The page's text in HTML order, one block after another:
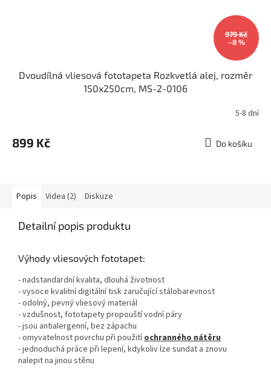
979 Kč
–8 %
Dvoudílná vliesová fototapeta Rozkvetlá alej, rozměr
150x250cm, MS-2-0106
5-8 dní
899 Kč Do košíku
Popis Videa (2) Diskuze
Detailní popis produktu
Výhody vliesových fototapet:
- nadstandardní kvalita, dlouhá životnost
- vysoce kvalitní digitální tisk zaručující stálobarevnost
- odolný, pevný vliesový materiál
- vzdušnost, fototapety propouští vodní páry
- jsou antialergenní, bez zápachu
- omyvatelnost povrchu při použitíochranného nátěru
- jednoduchá práce při lepení, kdykoliv lze sundat a znovu
nalepit na jinou stěnu